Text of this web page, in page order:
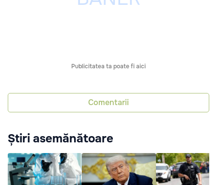
Publicitatea ta poate fi aici
Comentarii
Știri asemănătoare